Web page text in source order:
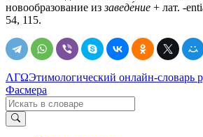
новообразование иззаведе́ние + лат. -
54, 115.
ΛΓΩЭтимологический онлайн-словарь
Фасмера